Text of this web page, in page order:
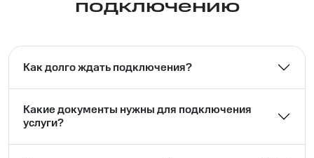
подключению
Как долго ждать подключения?
Какие документы нужны для подключения
услуги?